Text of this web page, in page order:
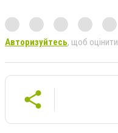
Авторизуйтесь, щоб оцінити